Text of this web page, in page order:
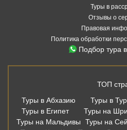
Туры в
Отзывы о
Правовая
Политика обработки
Подбор тура
ТОП
Туры в Абхазию
Туры в
Туры в Египет
Туры на
Туры на Мальдивы
Туры на